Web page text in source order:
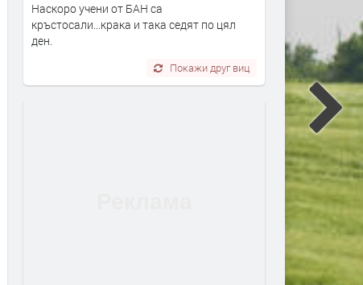
Наскоро учени от БАН са
кръстосали...крака и така седят по цял
ден.
Покажи друг виц